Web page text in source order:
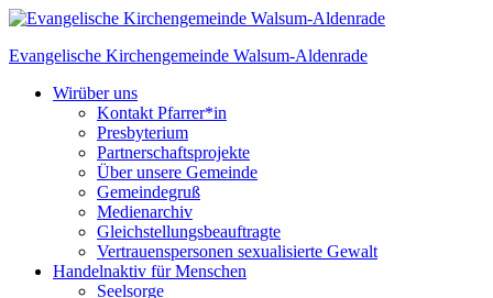
Skip
content
Evangelische Kirchengemeinde Walsum-Aldenrade
Wirüber uns
Kontakt Pfarrer*in
Presbyterium
Partnerschaftsprojekte
Über unsere Gemeinde
Gemeindegruß
Medienarchiv
Gleichstellungs­beauftragte
Vertrauenspersonen sexualisierte Gewalt
Handelnaktiv für Menschen
Seelsorge